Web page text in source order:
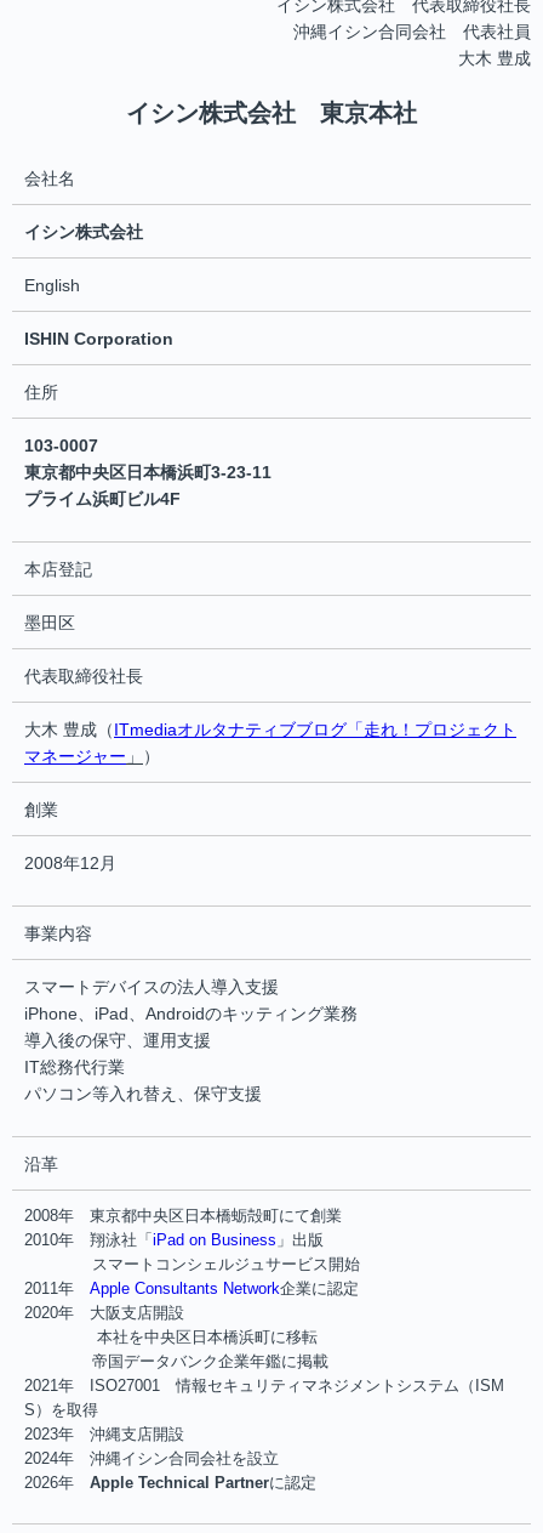
イシン株式会社 代表取締役社長
沖縄イシン合同会社 代表社員
大木 豊成
イシン株式会社 東京本社
会社名
イシン株式会社
English
ISHIN Corporation
住所
103-0007
東京都中央区日本橋浜町3-23-11
プライム浜町ビル4F
本店登記
墨田区
代表取締役社長
大木 豊成（ITmediaオルタナティブブログ「走れ！プロジェクト
マネージャー 」 ）
創業
2008年12月
事業内容
スマートデバイスの法人導入支援
iPhone、iPad、Androidのキッティング業務
導入後の保守、運用支援
IT総務代行業
パソコン等入れ替え、保守支援
沿革
2008年 東京都中央区日本橋蛎殻町にて創業
2010年 翔泳社「 iPad on Business 」出版
スマートコンシェルジュサービス開始
2011年 Apple Consultants Network企業に認定
2020年 大阪支店開設
本社を中央区日本橋浜町に移転
帝国データバンク企業年鑑に掲載
2021年 ISO27001 情報セキュリティマネジメントシステム（ISM
S）を取得
2023年 沖縄支店開設
2024年 沖縄イシン合同会社を設立
2026年 Apple Technical Partnerに認定